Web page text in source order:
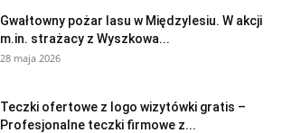
Gwałtowny pożar lasu w Międzylesiu. W akcji
m.in. strażacy z Wyszkowa...
28 maja 2026
Teczki ofertowe z logo wizytówki gratis –
Profesjonalne teczki firmowe z...